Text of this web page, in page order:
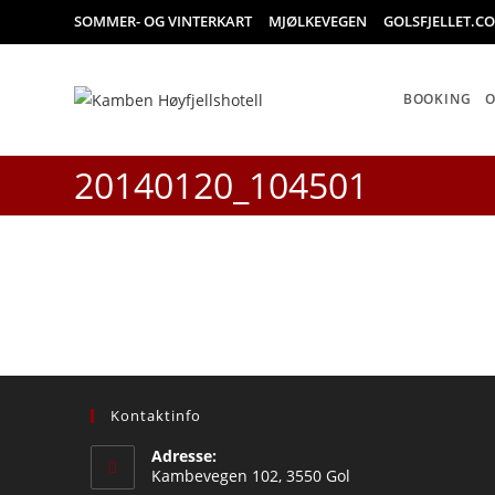
to
SOMMER- OG VINTERKART MJØLKEVEGEN
BOOKING
20140120_104501
Kontaktinfo
Adresse:
Kambevegen 102, 3550 Gol